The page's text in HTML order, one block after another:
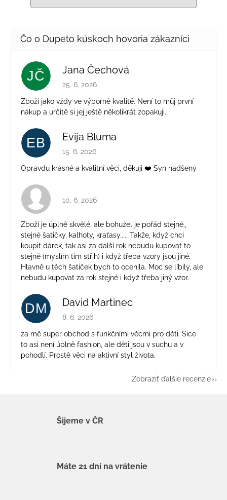
JČ Jana Čechová
Hodnotenie obchodu je 5 z 5 hviezdičiek.
25. 6. 2026
Zboží jako vždy ve výborné kvalitě. Není to můj první
nákup a určitě si jej ještě několikrát zopakuji.
EB Evija Bluma
Hodnotenie obchodu je 5 z 5 hviezdičiek.
15. 6. 2026
Opravdu krásné a kvalitní věci, děkuji ❤️ Syn nadšený
Hodnotenie obchodu je 4 z 5 hviezdičiek.
10. 6. 2026
Zboží je úplně skvělé, ale bohužel je pořád stejné.,
stejné šatičky, kalhoty, kraťasy..... Takže, když chci
koupit dárek, tak asi za další rok nebudu kupovat to
stejné (myslím tím střih) i když třeba vzory jsou jiné.
Hlavně u těch šatiček bych to ocenila. Moc se líbily, ale
nebudu kupovat za rok stejné i když třeba jiný vzor.
DM David Martinec
Hodnotenie obchodu je 5 z 5 hviezdičiek.
8. 6. 2026
za mě super obchod s funkčními věcmi pro děti. Sice
to asi není úplně fashion, ale děti jsou v suchu a v
pohodlí. Prostě věci na aktivní styl života.
Zobraziť ďalšie recenzie
Šijeme v ČR
Máte 21 dní na vrátenie